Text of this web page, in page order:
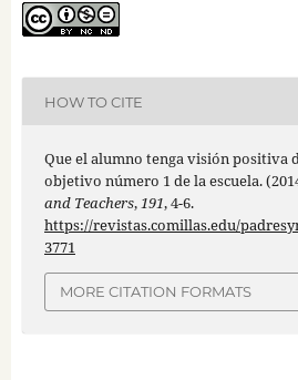
HOW TO CITE
Que el alumno tenga visión positiva
objetivo número 1 de la escuela.
and Teachers,191, 4-6.
https://revistas.comillas.edu/
3771
MORE CITATION FORMATS